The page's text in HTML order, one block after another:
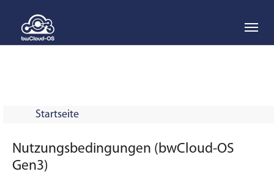
Startseite
Nutzungsbedingungen (bwCloud-OS
Gen3)